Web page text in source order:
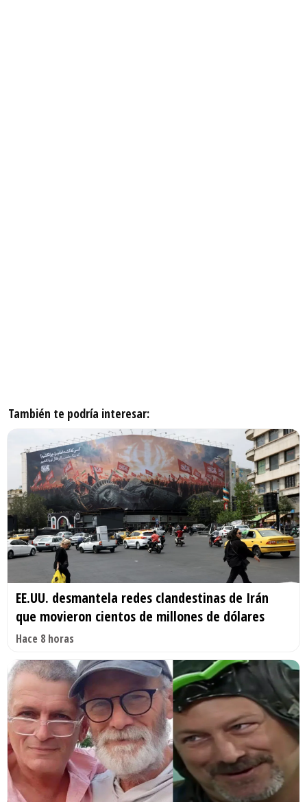
También te podría interesar:
EE.UU. desmantela redes clandestinas de Irán
que movieron cientos de millones de dólares
Hace 8 horas